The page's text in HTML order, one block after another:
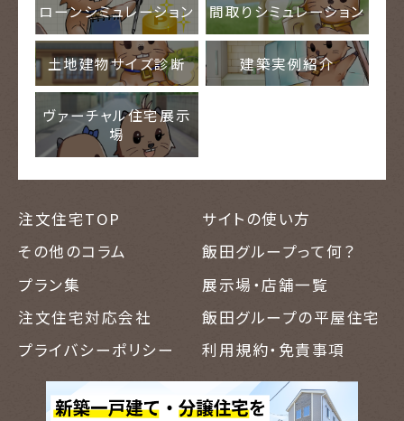
ローンシミュレーション 間取りシミュレーション
土地建物サイズ診断 建築実例紹介
ヴァーチャル住宅展示
場
注文住宅TOP
サイトの使い方
その他のコラム
飯田グループって何？
プラン集
展示場・店舗一覧
注文住宅対応会社
飯田グループの平屋住宅
プライバシーポリシー
利用規約・免責事項